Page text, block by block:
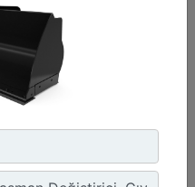
Değiştirici, Cıvata